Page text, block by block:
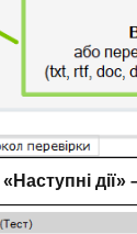
«Наступні